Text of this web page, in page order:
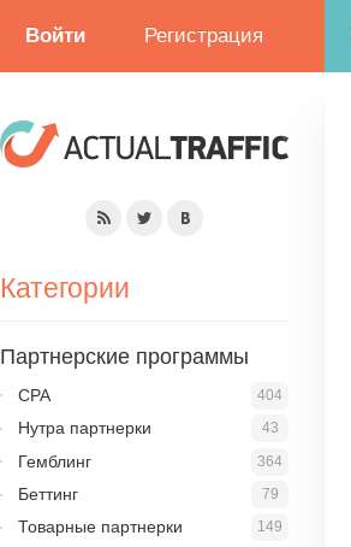
Войти Регистрация
Категории
Партнерские программы
404
CPA
43
Нутра партнерки
364
Гемблинг
79
Беттинг
149
Товарные партнерки